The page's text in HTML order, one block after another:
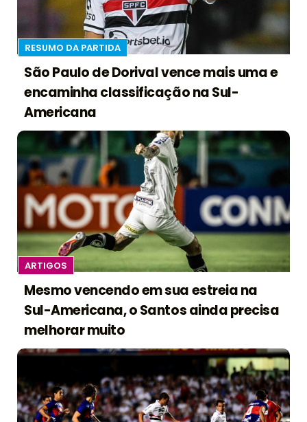
RESUMO DA PARTIDA
São Paulo de Dorival vence mais uma e
encaminha classificação na Sul-
Americana
ARTIGOS
Mesmo vencendo em sua estreia na
Sul-Americana, o Santos ainda precisa
melhorar muito